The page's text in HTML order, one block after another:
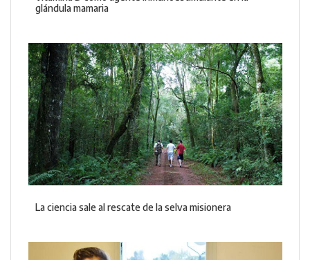
glándula mamaria
La ciencia sale al rescate de la selva misionera